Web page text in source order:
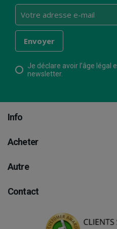
Je déclare avoir l’âge légal
newsletter.
Info
Acheter
Autre
Contact